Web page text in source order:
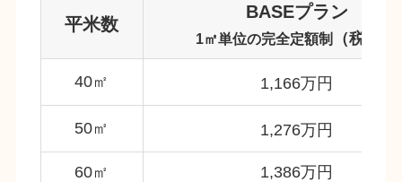
平米数
BASEプラン
1㎡単位の完全定額制 （税込）
40㎡ 1,166万円
50㎡ 1,276万円
60㎡ 1,386万円